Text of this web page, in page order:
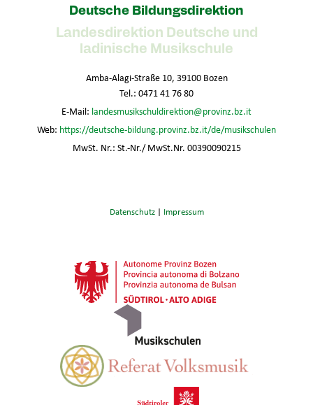
Deutsche Bildungsdirektion
Landesdirektion Deutsche und
ladinische Musikschule
Amba-Alagi-Straße 10, 39100 Bozen
Tel.: 0471 41 76 80
E-Mail: landesmusikschuldirektion@provinz.bz.it
Web: https://deutsche-bildung.provinz.bz.it/de/musikschulen
MwSt. Nr.: St.-Nr./ MwSt.Nr. 00390090215
Datenschutz| Impressum